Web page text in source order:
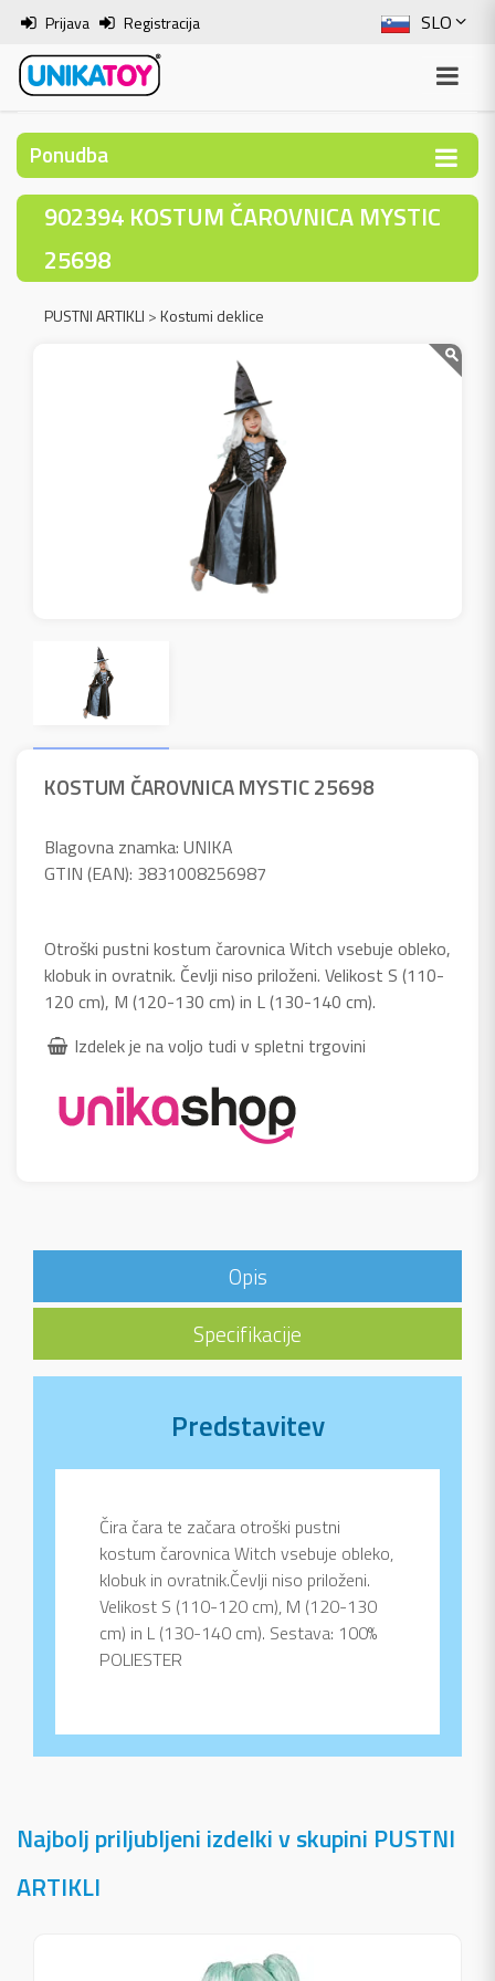
SLO
ENG
ITA
Prijava Registracija
Ponudba
902394 KOSTUM ČAROVNICA MYSTIC
25698
PUSTNI ARTIKLI >Kostumi deklice
KOSTUM ČAROVNICA MYSTIC 25698
Blagovna znamka: UNIKA
GTIN (EAN): 3831008256987
Otroški pustni kostum čarovnica Witch vsebuje obleko,
klobuk in ovratnik. Čevlji niso priloženi. Velikost S (110-
120 cm), M (120-130 cm) in L (130-140 cm).
Izdelek je na voljo tudi v spletni trgovini
Opis
Specifikacije
Predstavitev
Čira čara te začara otroški pustni
kostum čarovnica Witch vsebuje obleko,
klobuk in ovratnik.Čevlji niso priloženi.
Velikost S (110-120 cm), M (120-130
cm) in L (130-140 cm). Sestava: 100%
POLIESTER
Najbolj priljubljeni izdelki v skupini PUSTNI
ARTIKLI